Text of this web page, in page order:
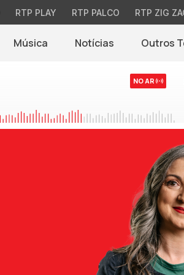
RTP PLAY RTP PALCO RTP ZIG
Música Notícias(abre em nova
Outros
NO AR